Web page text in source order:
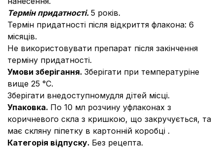
Термін придатності. 5 років.
Термін придатності після відкриття флакона: 6
місяців.
Не використовувати препарат після закінчення
терміну придатності.
Умови зберігання. Зберігати при температуріне
вище 25 °С.
Зберігати внедоступномудля дітей місці.
Упаковка. По 10 мл розчину уфлаконах з
коричневого скла з кришкою, що закручується, та
має скляну піпетку в картонній коробці .
Категорія відпуску. Без рецепта.